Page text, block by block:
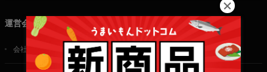
運営会社
会社概要 ご利用規約